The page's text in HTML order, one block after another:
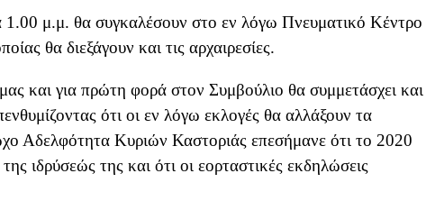
μ.μ. θα συγκαλέσουν στο εν λόγω Πνευματικό Κέντρο
θα διεξάγουν και τις αρχαιρεσίες.
και για πρώτη φορά στον Συμβούλιο θα συμμετάσχει και
ότι οι εν λόγω εκλογές θα αλλάξουν τα
Αδελφότητα Κυριών Καστοριάς επεσήμανε ότι το 2020
ιδρύσεώς της και ότι οι εορταστικές εκδηλώσεις